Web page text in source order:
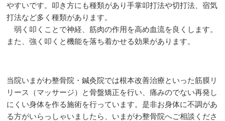
やすいです。叩き方にも種類があり手掌叩打法や切打法、宿気
打法など多く種類があります。
弱く叩くことで神経、筋肉の作用を高め血流を良くします。
また、強く叩くと機能を落ち着かせる効果があります。
当院いまがわ整骨院・鍼灸院では根本改善治療といった筋膜リ
リース（マッサージ）と骨盤矯正を行い、痛みのでない再発し
にくい身体を作る施術を行っています。是非お身体に不調があ
る方がいらっしゃいましたら、いまがわ整骨院へご相談くださ